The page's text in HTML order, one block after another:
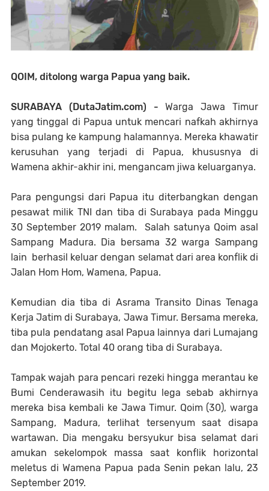
QOIM, ditolong warga Papua yang baik.
SURABAYA (DutaJatim.com) -Warga Jawa Timur
yang tinggal di Papua untuk mencari nafkah akhirnya
bisa pulang ke kampung halamannya. Mereka khawatir
kerusuhan yang terjadi di Papua, khususnya di
Wamena akhir-akhir ini, mengancam jiwa keluarganya.
Para pengungsi dari Papua itu diterbangkan dengan
pesawat milik TNI dan tiba di Surabaya pada Minggu
30 September 2019 malam. Salah satunya Qoim asal
Sampang Madura. Dia bersama 32 warga Sampang
lain berhasil keluar dengan selamat dari area konflik di
Jalan Hom Hom, Wamena, Papua.
Kemudian dia tiba di Asrama Transito Dinas Tenaga
Kerja Jatim di Surabaya, Jawa Timur. Bersama mereka,
tiba pula pendatang asal Papua lainnya dari Lumajang
dan Mojokerto. Total 40 orang tiba di Surabaya.
Tampak wajah para pencari rezeki hingga merantau ke
Bumi Cenderawasih itu begitu lega sebab akhirnya
mereka bisa kembali ke Jawa Timur. Qoim (30), warga
Sampang, Madura, terlihat tersenyum saat disapa
wartawan. Dia mengaku bersyukur bisa selamat dari
amukan sekelompok massa saat konflik horizontal
meletus di Wamena Papua pada Senin pekan lalu, 23
September 2019.